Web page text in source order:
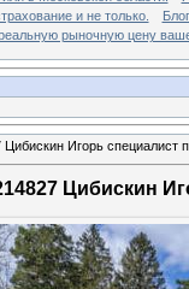
и не только.
Блог
рыночную цену
Цибискин Игорь специалист
Цибискин